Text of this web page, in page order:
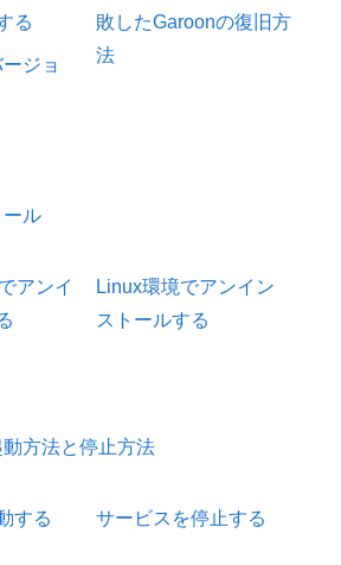
る
ジョ
敗したGaroonの復旧方
法
ール
アンイ
Linux環境でアンイン
ストールする
方法と停止方法
する サービスを停止する